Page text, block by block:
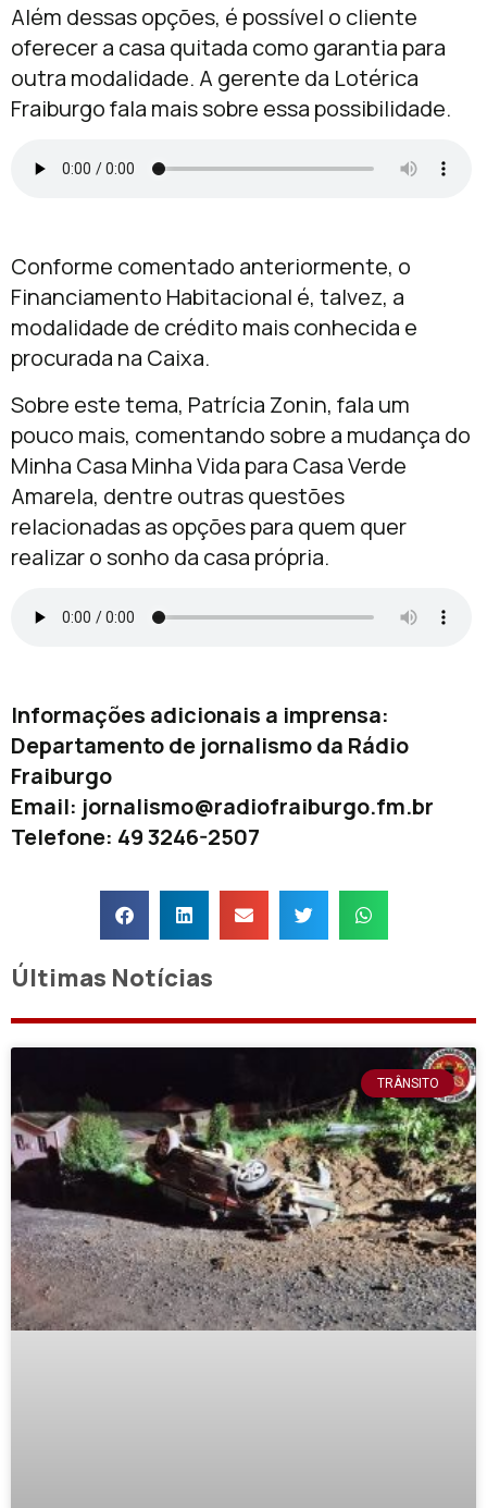
Além dessas opções, é possível o cliente
oferecer a casa quitada como garantia para
outra modalidade. A gerente da Lotérica
Fraiburgo fala mais sobre essa possibilidade.
Conforme comentado anteriormente, o
Financiamento Habitacional é, talvez, a
modalidade de crédito mais conhecida e
procurada na Caixa.
Sobre este tema, Patrícia Zonin, fala um
pouco mais, comentando sobre a mudança do
Minha Casa Minha Vida para Casa Verde
Amarela, dentre outras questões
relacionadas as opções para quem quer
realizar o sonho da casa própria.
Informações adicionais a imprensa:
Departamento de jornalismo da Rádio
Fraiburgo
Email: jornalismo@radiofraiburgo.fm.br
Telefone: 49 3246-2507
Últimas Notícias
TRÂNSITO